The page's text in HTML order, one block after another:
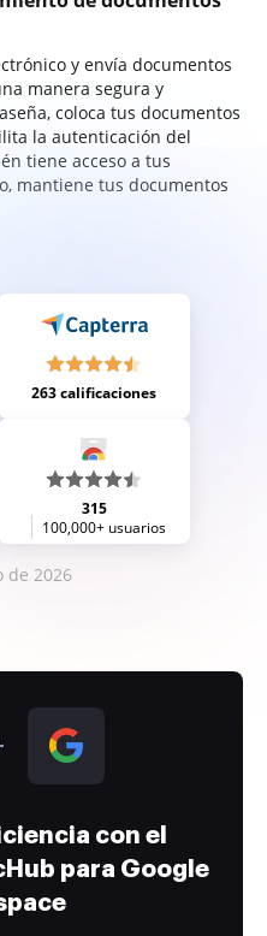
y envía documentos
manera segura y
coloca tus documentos
la autenticación del
tiene acceso a tus
mantiene tus documentos
263 calificaciones
315
100,000+ usuarios
de 2026
con el
para Google